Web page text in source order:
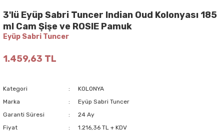
3'lü Eyüp Sabri Tuncer Indian Oud Kolonyası 185
ml Cam Şişe ve ROSIE Pamuk
Eyüp Sabri Tuncer
1.459,63 TL
Kategori
KOLONYA
Marka
Eyüp Sabri Tuncer
Garanti Süresi
24 Ay
Fiyat
1.216,36 TL + KDV